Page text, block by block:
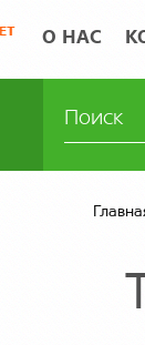
О НАС